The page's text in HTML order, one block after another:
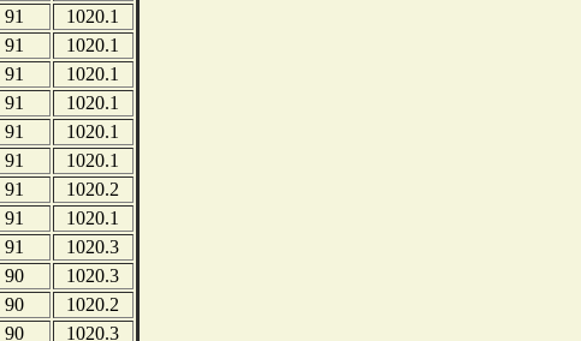
91
1020.1
91
1020.1
91
1020.1
91
1020.1
91
1020.1
91
1020.1
91
1020.2
91
1020.1
91
1020.3
90
1020.3
90
1020.2
90
1020.3